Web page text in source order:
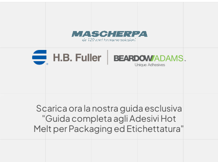
Scarica ora la nostra guida esclusiva
"Guida completa agli Adesivi Hot
Melt per Packaging ed Etichettatura"